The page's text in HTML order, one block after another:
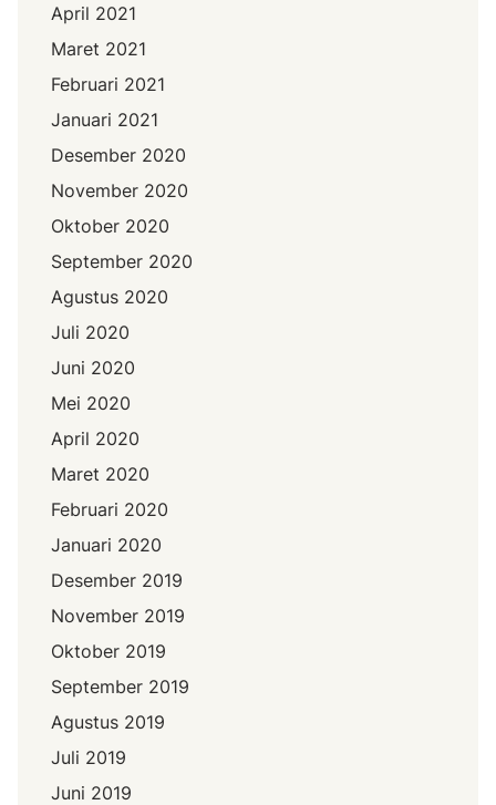
April 2021
Maret 2021
Februari 2021
Januari 2021
Desember 2020
November 2020
Oktober 2020
September 2020
Agustus 2020
Juli 2020
Juni 2020
Mei 2020
April 2020
Maret 2020
Februari 2020
Januari 2020
Desember 2019
November 2019
Oktober 2019
September 2019
Agustus 2019
Juli 2019
Juni 2019